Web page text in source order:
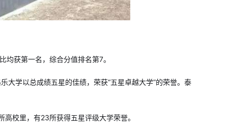
获第一名，综合分值排名第7。
学以总成绩五星的佳绩，荣获“五星卓越大学”的荣誉。泰
校里，有23所获得五星评级大学荣誉。